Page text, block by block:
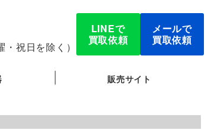
祝日を除く）
LINEで
買取依頼
メールで
買取依頼
販売サイト